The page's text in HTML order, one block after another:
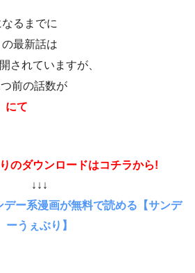
なるまでに
最新話は
されていますが、
前の話数が
にて
のダウンロードはコチラから!
↓↓↓
ー系漫画が無料で読める【サンデ
ーうぇぶり】